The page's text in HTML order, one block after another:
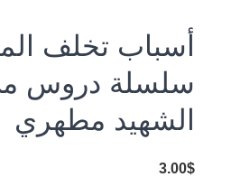
أسباب تخلف
سلسلة دروس
الشهيد مطهري
3.00$